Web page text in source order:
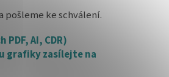
pošleme ke schválení.
AI, CDR)
grafiky zasílejte na